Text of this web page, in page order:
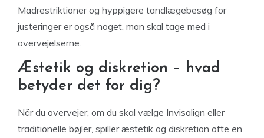
Madrestriktioner og hyppigere tandlægebesøg for
justeringer er også noget, man skal tage med i
overvejelserne.
Æstetik og diskretion – hvad
betyder det for dig?
Når du overvejer, om du skal vælge Invisalign eller
traditionelle bøjler, spiller æstetik og diskretion ofte en